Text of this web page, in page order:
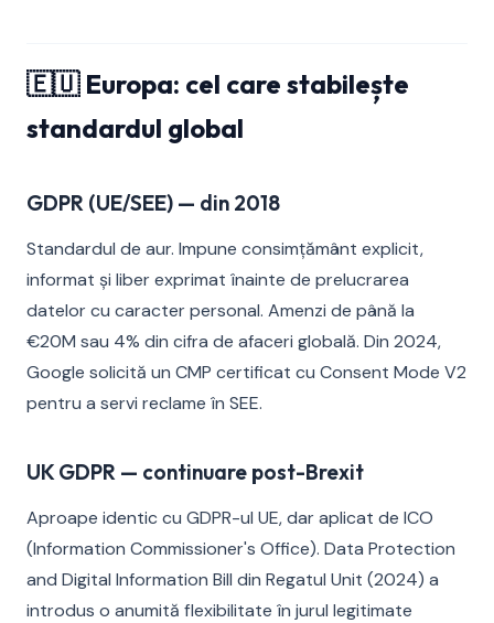
🇪🇺 Europa: cel care stabilește
standardul global
GDPR (UE/SEE) — din 2018
Standardul de aur. Impune consimțământ explicit,
informat și liber exprimat înainte de prelucrarea
datelor cu caracter personal. Amenzi de până la
€20M sau 4% din cifra de afaceri globală. Din 2024,
Google solicită un CMP certificat cu Consent Mode V2
pentru a servi reclame în SEE.
UK GDPR — continuare post-Brexit
Aproape identic cu GDPR-ul UE, dar aplicat de ICO
(Information Commissioner's Office). Data Protection
and Digital Information Bill din Regatul Unit (2024) a
introdus o anumită flexibilitate în jurul legitimate